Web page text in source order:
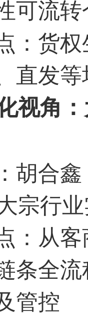
可流
：货
直发
视角
胡合
宗行
：从
条全
管控